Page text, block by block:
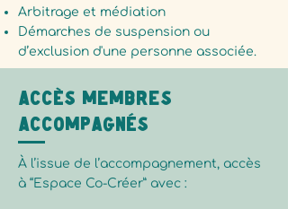
Arbitrage et médiation
Démarches de suspension ou
d’exclusion d'une personne associée.
Accès membres
accompagnés
À l’issue de l’accompagnement, accès
à “Espace Co-Créer” avec :